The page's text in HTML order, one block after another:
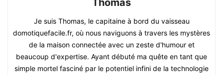
Thomas
Je suis Thomas, le capitaine à bord du vaisseau
domotiquefacile.fr, où nous naviguons à travers les mystères
de la maison connectée avec un zeste d'humour et
beaucoup d'expertise. Ayant débuté ma quête en tant que
simple mortel fasciné par le potentiel infini de la technologie